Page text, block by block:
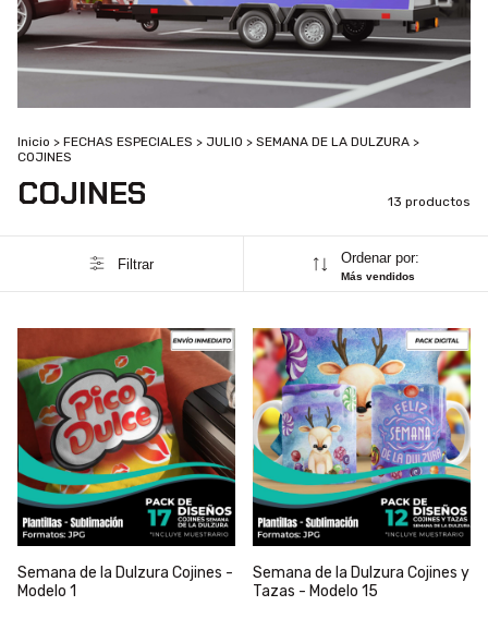
Inicio > FECHAS ESPECIALES > JULIO > SEMANA DE LA DULZURA >
COJINES
COJINES 13 productos
Filtrar Ordenar por:
Más vendidos
Semana de la Dulzura Cojines -
Modelo 1
Semana de la Dulzura Cojines y
Tazas - Modelo 15